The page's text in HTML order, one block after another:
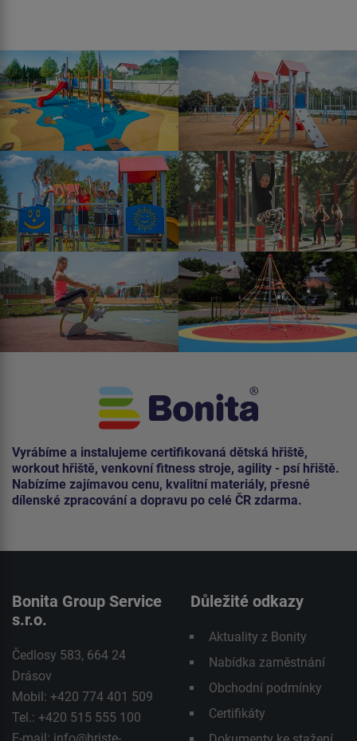
Vyrábíme a instalujeme certifikovaná dětská hřiště,
workout hřiště, venkovní fitness stroje, agility - psí hřiště.
Nabízíme zajímavou cenu, kvalitní materiály, přesné
dílenské zpracování a dopravu po celé ČR zdarma.
Bonita Group Service
s.r.o.
Čedlosy 583, 664 24
Drásov
Mobil: +420 774 401 509
Tel.: +420 515 555 100
Důležité odkazy
Aktuality z Bonity
Nabídka zaměstnání
Obchodní podmínky
Certifikáty